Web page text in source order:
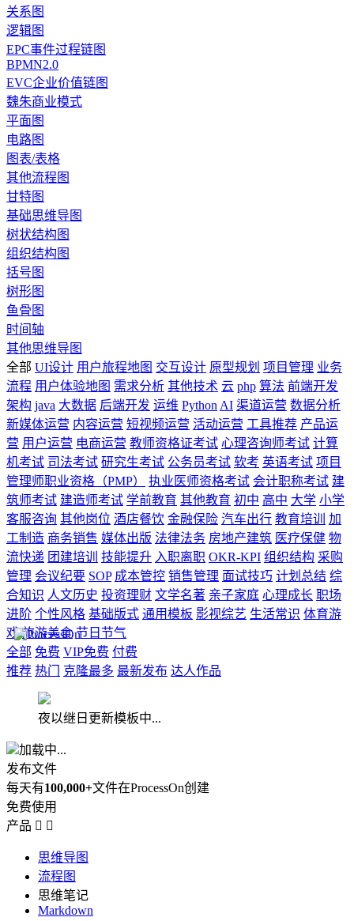
关系图
逻辑图
EPC事件过程链图
BPMN2.0
EVC企业价值链图
魏朱商业模式
平面图
电路图
图表/表格
其他流程图
甘特图
基础思维导图
树状结构图
组织结构图
括号图
树形图
鱼骨图
时间轴
其他思维导图
全部 UI设计 用户旅程地图 交互设计 原型规划 项目管理 业务
流程 用户体验地图 需求分析 其他技术 云 php 算法 前端开发
架构 java 大数据 后端开发 运维 Python AI 渠道运营 数据分析
新媒体运营 内容运营 短视频运营 活动运营 工具推荐 产品运
营 用户运营 电商运营 教师资格证考试 心理咨询师考试 计算
机考试 司法考试 研究生考试 公务员考试 软考 英语考试 项目
管理师职业资格（PMP）
执业医师资格考试 会计职称考试 建
筑师考试 建造师考试 学前教育 其他教育 初中 高中 大学 小学
客服咨询 其他岗位 酒店餐饮 金融保险 汽车出行 教育培训
加
工制造 商务销售 媒体出版 法律法务 房地产建筑 医疗保健 物
流快递 团建培训 技能提升 入职离职 OKR-KPI 组织结构 采购
管理 会议纪要 SOP 成本管控 销售管理 面试技巧 计划总结 综
合知识 人文历史 投资理财 文学名著 亲子家庭 心理成长 职场
进阶 个性风格 基础版式 通用模板 影视综艺 生活常识 体育游
戏 旅游美食 节日节气
全部 免费 VIP免费 付费
推荐 热门 克隆最多 最新发布 达人作品
夜以继日更新模板中...
加载中...
发布文件
每天有100,000+文件在ProcessOn创建
免费使用
产品  
思维导图
流程图
思维笔记
Markdown